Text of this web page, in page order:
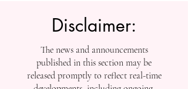
Disclaimer:
The news and announcements
published in this section may be
released promptly to reflect real-time